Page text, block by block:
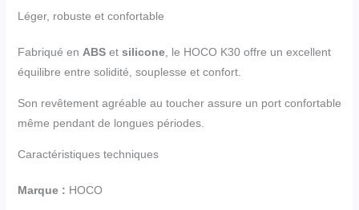
Léger, robuste et confortable
Fabriqué en ABSet silicone, le HOCO K30 offre un excellent
équilibre entre solidité, souplesse et confort.
Son revêtement agréable au toucher assure un port confortable
même pendant de longues périodes.
Caractéristiques techniques
Marque : HOCO